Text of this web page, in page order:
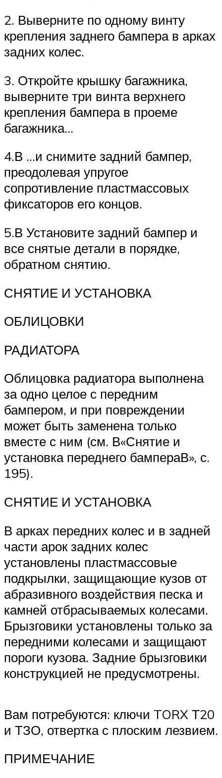
2. Выверните по одному винту
крепления заднего бампера в арках
задних колес.
3. Откройте крышку багажника,
выверните три винта верхнего
крепления бампера в проеме
багажника…
4.В …и снимите задний бампер,
преодолевая упругое
сопротивление пластмассовых
фиксаторов его концов.
5.В Установите задний бампер и
все снятые детали в порядке,
обратном снятию.
СНЯТИЕ И УСТАНОВКА
ОБЛИЦОВКИ
РАДИАТОРА
Облицовка радиатора выполнена
за одно целое с передним
бампером, и при повреждении
может быть заменена только
вместе с ним (см. В«Снятие и
установка переднего бампераВ», с.
195).
СНЯТИЕ И УСТАНОВКА
В арках передних колес и в задней
части арок задних колес
установлены пластмассовые
подкрылки, защищающие кузов от
абразивного воздействия песка и
камней отбрасываемых колесами.
Брызговики установлены только за
передними колесами и защищают
пороги кузова. Задние брызговики
конструкцией не предусмотрены.
Вам потребуются: ключи TORX Т20
и ТЗО, отвертка с плоским лезвием.
ПРИМЕЧАНИЕ